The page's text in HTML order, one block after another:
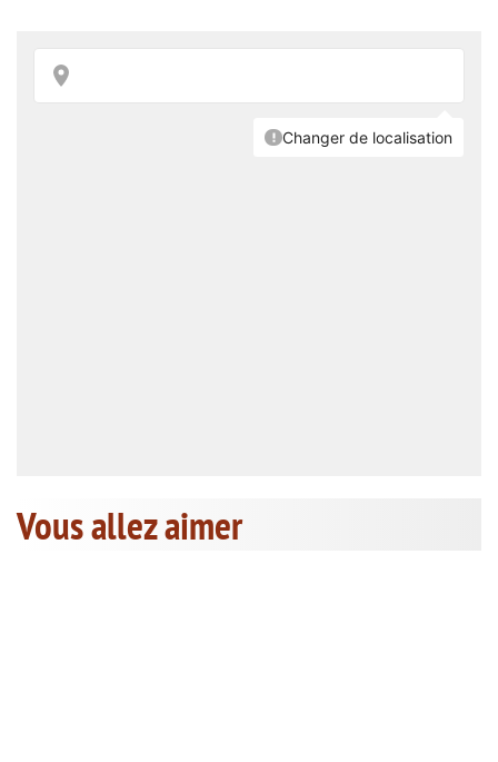
Vous allez aimer